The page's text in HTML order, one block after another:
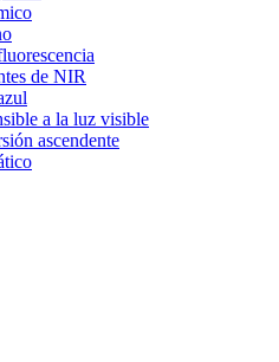
de NIR
a la luz visible
ascendente